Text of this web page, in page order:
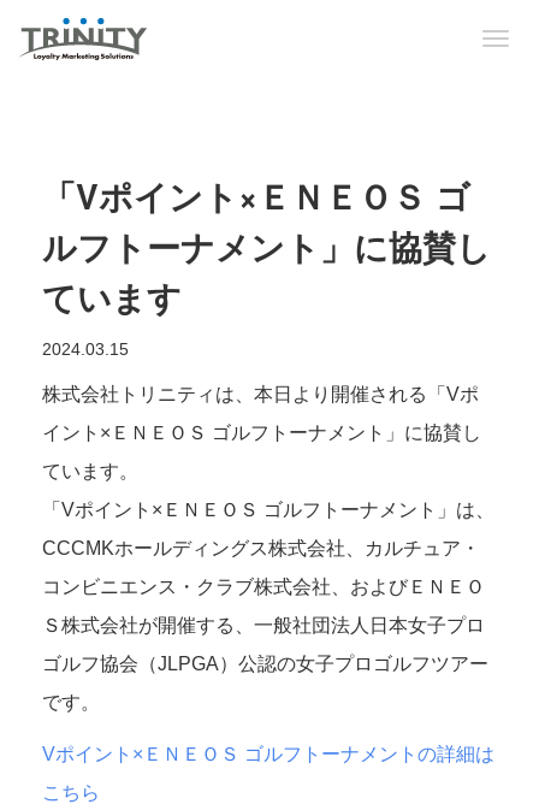
「Vポイント×ＥＮＥＯＳ ゴ
ルフトーナメント」に協賛し
ています
2024.03.15
株式会社トリニティは、本日より開催される「Vポ
イント×ＥＮＥＯＳ ゴルフトーナメント」に協賛し
ています。
「Vポイント×ＥＮＥＯＳ ゴルフトーナメント」は、
CCCMKホールディングス株式会社、カルチュア・
コンビニエンス・クラブ株式会社、およびＥＮＥＯ
Ｓ株式会社が開催する、一般社団法人日本女子プロ
ゴルフ協会（JLPGA）公認の女子プロゴルフツアー
です。
Vポイント×ＥＮＥＯＳ ゴルフトーナメントの詳細は
こちら